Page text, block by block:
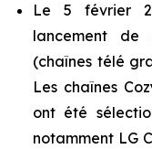
Le 5 février
lancement de
(chaînes télé
Les chaînes
ont été
notamment LG